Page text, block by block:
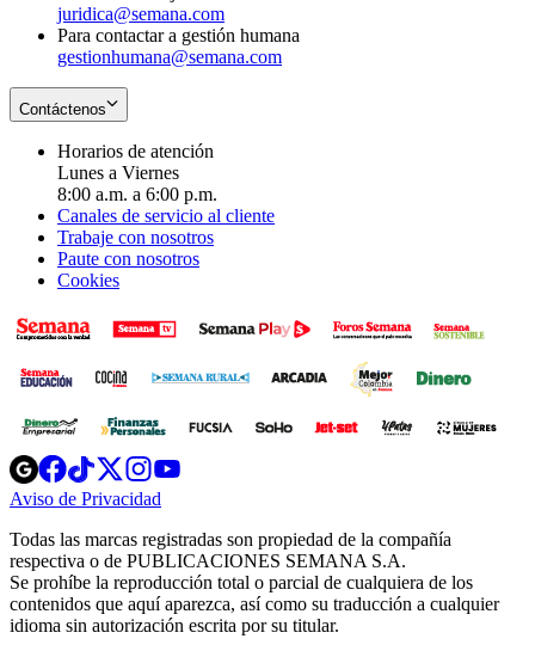
juridica@semana.com
Para contactar a gestión humana
gestionhumana@semana.com
Contáctenos
Horarios de atención
Lunes a Viernes
8:00 a.m. a 6:00 p.m.
Canales de servicio al cliente
Trabaje con nosotros
Paute con nosotros
Cookies
Opens
in
new
Opens
in
new
Opens
in
new
window
Opens
new
windowwindow
Aviso de Privacidad
new
window
Todas las marcas registradas son propiedad de la compañía
respectiva o de PUBLICACIONES SEMANA S.A.
Se prohíbe la reproducción total o parcial de cualquiera de los
contenidos que aquí aparezca, así como su traducción a cualquier
idioma sin autorización escrita por su titular.